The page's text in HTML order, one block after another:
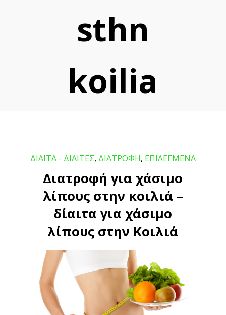
sthn
koilia
ΔΙΑΙΤΑ - ΔΙΑΙΤΕΣ, ΔΙΑΤΡΟΦΗ, ΕΠΙΛΕΓΜΕΝΑ
Διατροφή για χάσιμο
λίπους στην κοιλιά –
δίαιτα για χάσιμο
λίπους στην Κοιλιά